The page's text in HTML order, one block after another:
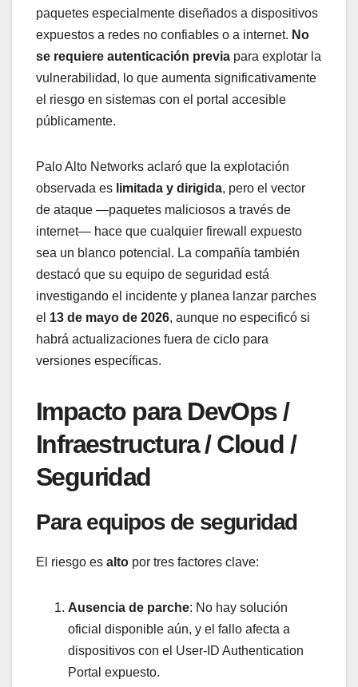
paquetes especialmente diseñados a dispositivos
expuestos a redes no confiables o a internet. No
se requiere autenticación previa para explotar la
vulnerabilidad, lo que aumenta significativamente
el riesgo en sistemas con el portal accesible
públicamente.
Palo Alto Networks aclaró que la explotación
observada es limitada y dirigida, pero el vector
de ataque —paquetes maliciosos a través de
internet— hace que cualquier firewall expuesto
sea un blanco potencial. La compañía también
destacó que su equipo de seguridad está
investigando el incidente y planea lanzar parches
el 13 de mayo de 2026, aunque no especificó si
habrá actualizaciones fuera de ciclo para
versiones específicas.
Impacto para DevOps /
Infraestructura / Cloud /
Seguridad
Para equipos de seguridad
El riesgo es alto por tres factores clave:
Ausencia de parche: No hay solución
oficial disponible aún, y el fallo afecta a
dispositivos con el User-ID Authentication
Portal expuesto.